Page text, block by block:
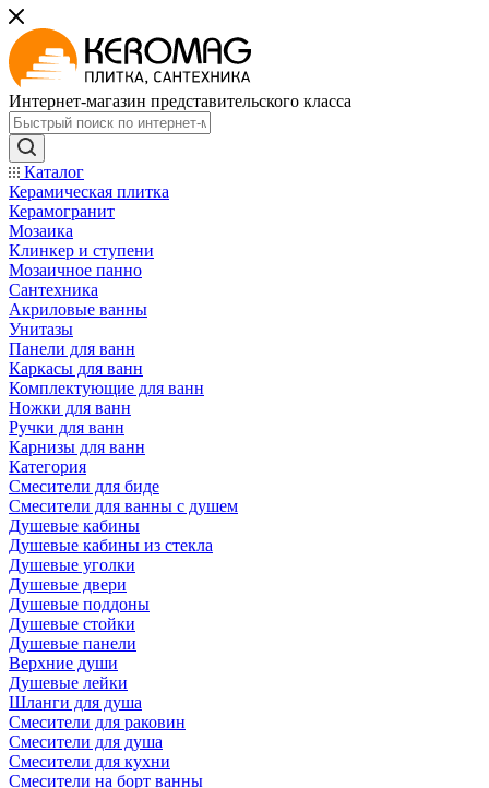
Интернет-магазин представительского класса
Каталог
Керамическая плитка
Керамогранит
Мозаика
Клинкер и ступени
Мозаичное панно
Сантехника
Акриловые ванны
Унитазы
Панели для ванн
Каркасы для ванн
Комплектующие для ванн
Ножки для ванн
Ручки для ванн
Карнизы для ванн
Категория
Смесители для биде
Смесители для ванны с душем
Душевые кабины
Душевые кабины из стекла
Душевые уголки
Душевые двери
Душевые поддоны
Душевые стойки
Душевые панели
Верхние души
Душевые лейки
Шланги для душа
Смесители для раковин
Смесители для душа
Смесители для кухни
Смесители на борт ванны